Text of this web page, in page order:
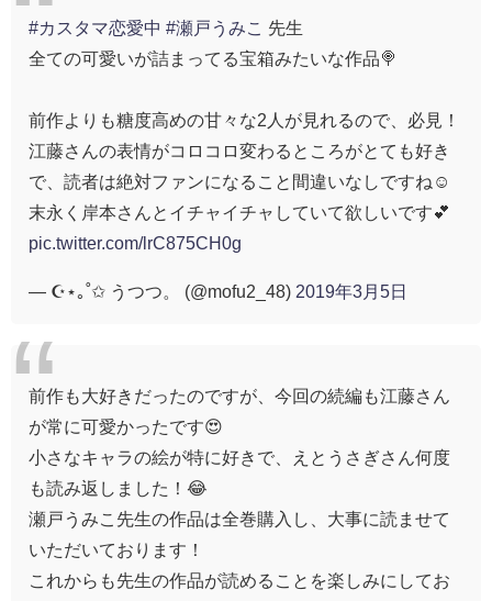
#カスタマ恋愛中 #瀬戸うみこ 先生
全ての可愛いが詰まってる宝箱みたいな作品🍭
前作よりも糖度高めの甘々な2人が見れるので、必見！
江藤さんの表情がコロコロ変わるところがとても好き
で、読者は絶対ファンになること間違いなしですね☺️
末永く岸本さんとイチャイチャしていて欲しいです💕
pic.twitter.com/lrC875CH0g
— ☪︎⋆｡˚✩ うつつ。 (@mofu2_48) 2019年3月5日
前作も大好きだったのですが、今回の続編も江藤さん
が常に可愛かったです😍
小さなキャラの絵が特に好きで、えとうさぎさん何度
も読み返しました！😂
瀬戸うみこ先生の作品は全巻購入し、大事に読ませて
いただいております！
これからも先生の作品が読めることを楽しみにしてお